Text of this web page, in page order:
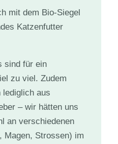
mit dem Bio-Siegel
Katzenfutter
sind für ein
zu viel. Zudem
lediglich aus
– wir hätten uns
an verschiedenen
Magen, Strossen) im